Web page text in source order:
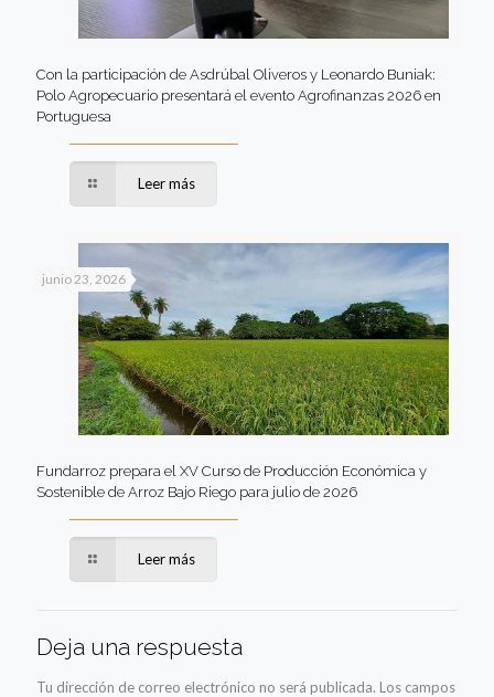
Con la participación de Asdrúbal Oliveros y Leonardo Buniak:
Polo Agropecuario presentará el evento Agrofinanzas 2026 en
Portuguesa
Leer más
junio 23, 2026
Fundarroz prepara el XV Curso de Producción Económica y
Sostenible de Arroz Bajo Riego para julio de 2026
Leer más
Deja una respuesta
Tu dirección de correo electrónico no será publicada. Los campos